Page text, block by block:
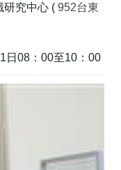
研究中心 ( 952台東
日08：00至10：00